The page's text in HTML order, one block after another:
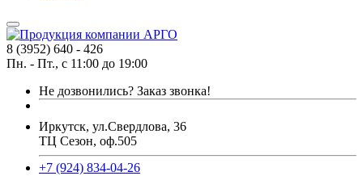
8 (3952) 640 - 426
Пн. - Пт., с 11:00 до 19:00
Не дозвонились? Заказ звонка!
Иркутск, ул.Свердлова, 36
ТЦ Сезон, оф.505
+7 (924) 834-04-26